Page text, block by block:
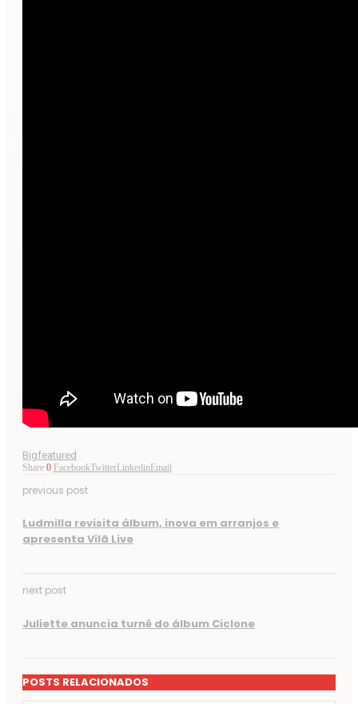
Bigfeatured
Share 0 FacebookTwitterLinkedinEmail
previous post
Ludmilla revisita álbum, inova em arranjos e
apresenta Vilã Live
next post
Juliette anuncia turnê do álbum Ciclone
POSTS RELACIONADOS